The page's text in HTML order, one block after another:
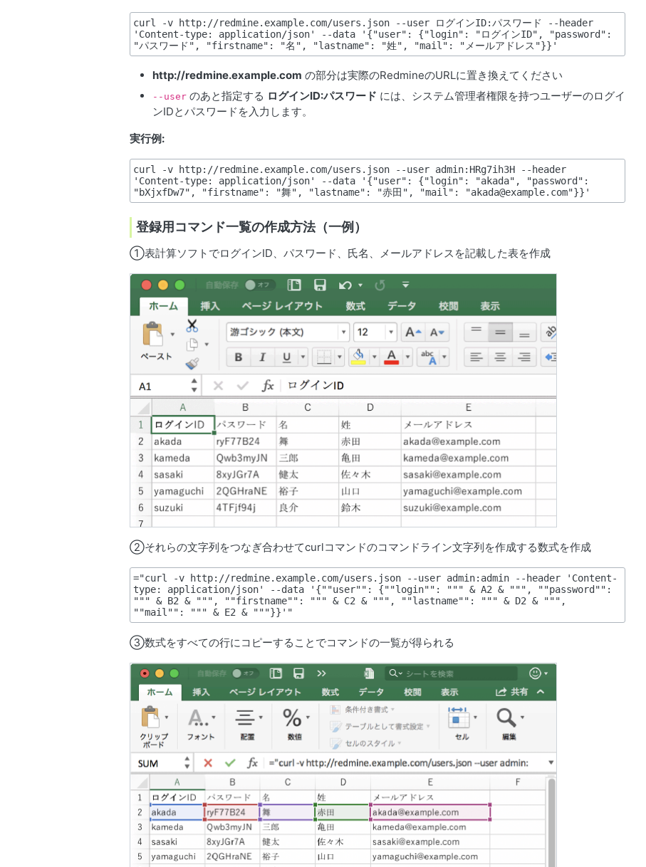
curl -v http://redmine.example.com/users.json --user ログインID:パスワード --header
'Content-type: application/json' --data '{"user": {"login": "ログインID", "password":
http://redmine.example.com の部分は実際のRedmineのURLに置き換えてください
--userのあと指定する ログインID:パスワード には、システム管理者権限を持つユーザーのログイ
ンIDとパスワードを入力します。
実行例:
curl -v http://redmine.example.com/users.json --user admin:HRg7ih3H --header
'Content-type: application/json' --data '{"user": {"login": "akada", "password":
登録用コマンド一覧の作成方法（一例）
①表計算ソフトでログインID、パスワード、氏名、メールアドレスを記載した表を作成
②それらの文字列をつなぎ合わせてcurlコマンドのコマンドライン文字列を作成する数式を作成
="curl -v http://redmine.example.com/users.json --user admin:admin --header 'Content-
type: application/json' --data '{""user"": {""login"": """ & A2 & """, ""password"":
""" & B2 & """, ""firstname"": """ & C2 & """, ""lastname"": """ & D2 & """,
③数式をすべての行にコピーすることでコマンドの一覧が得られる